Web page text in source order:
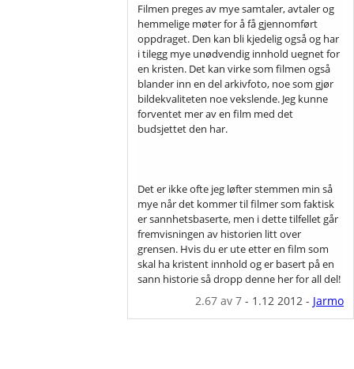
Filmen preges av mye samtaler, avtaler og
hemmelige møter for å få gjennomført
oppdraget. Den kan bli kjedelig også og har
i tilegg mye unødvendig innhold uegnet for
en kristen. Det kan virke som filmen også
blander inn en del arkivfoto, noe som gjør
bildekvaliteten noe vekslende. Jeg kunne
forventet mer av en film med det
budsjettet den har.
Det er ikke ofte jeg løfter stemmen min så
mye når det kommer til filmer som faktisk
er sannhetsbaserte, men i dette tilfellet går
fremvisningen av historien litt over
grensen. Hvis du er ute etter en film som
skal ha kristent innhold og er basert på en
sann historie så dropp denne her for all del!
2.67av 7- 1.12 2012 - Jarmo